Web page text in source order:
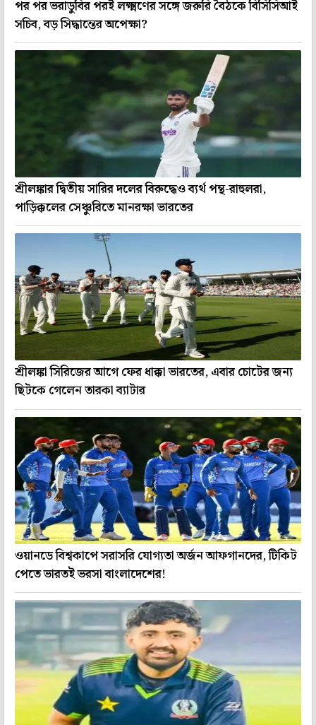
পর পর ভরাডুবির পরই লক্ষ্মণের সঙ্গে জরুরি বৈঠকে বিসিসিআই
সচিব, বড় সিদ্ধান্তের অপেক্ষা?
শ্রীলঙ্কার দ্বিতীয় সারির দলের বিরুদ্ধেও ব্যর্থ পন্থ-রাহুলরা,
পাড়িক্কলের সেঞ্চুরিতে মানরক্ষা ভারতের
শ্রীলঙ্কা সিরিজের আগে ফের ধাক্কা ভারতের, এবার চোটের জন্য
ছিটকে গেলেন তারকা ব্যাটার
ওয়ানডে বিশ্বকাপে সরাসরি যোগ্যতা অর্জন আফগানদের, টিকিট
পেতে ভারতই ভরসা বাংলাদেশের!